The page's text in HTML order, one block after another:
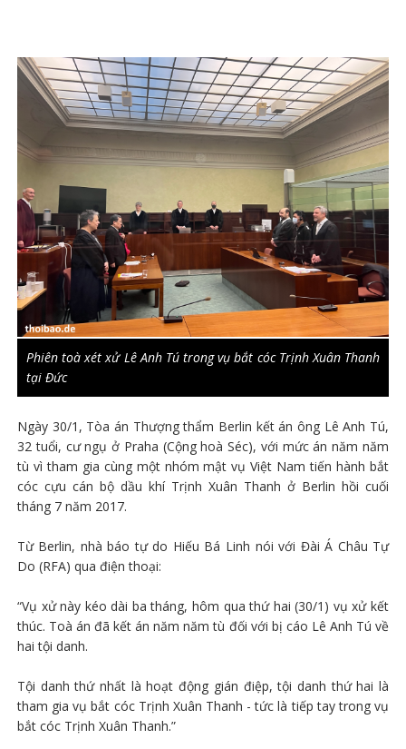
Phiên toà xét xử Lê Anh Tú trong vụ bắt cóc Trịnh Xuân Thanh
tại Đức
Ngày 30/1, Tòa án Thượng thẩm Berlin kết án ông Lê Anh Tú,
32 tuổi, cư ngụ ở Praha (Cộng hoà Séc), với mức án năm năm
tù vì tham gia cùng một nhóm mật vụ Việt Nam tiến hành bắt
cóc cựu cán bộ dầu khí Trịnh Xuân Thanh ở Berlin hồi cuối
tháng 7 năm 2017.
Từ Berlin, nhà báo tự do Hiếu Bá Linh nói với Đài Á Châu Tự
Do (RFA) qua điện thoại:
“Vụ xử này kéo dài ba tháng, hôm qua thứ hai (30/1) vụ xử kết
thúc. Toà án đã kết án năm năm tù đối với bị cáo Lê Anh Tú về
hai tội danh.
Tội danh thứ nhất là hoạt động gián điệp, tội danh thứ hai là
tham gia vụ bắt cóc Trịnh Xuân Thanh - tức là tiếp tay trong vụ
bắt cóc Trịnh Xuân Thanh.”